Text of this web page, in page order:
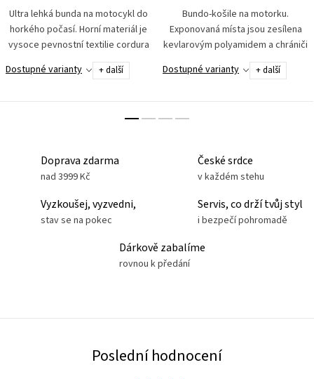
Ultra lehká bunda na motocykl do
horkého počasí. Horní materiál je
vysoce pevnostní textilie cordura
a síťovina pro maximální odvětrání.
Bezpečnost zajišťuje set chráničů
Dostupné varianty + další
Bundo-košile na motorku.
Exponovaná místa jsou zesílena
kevlarovým polyamidem a chrániči
z viskózně elastické pěny
s vysokými absorpčními
Dostupné varianty + další
Doprava zdarma
nad 3999 Kč
České srdce
v každém stehu
Vyzkoušej, vyzvedni,
stav se na pokec
Servis, co drží tvůj styl
i bezpečí pohromadě
Dárkově zabalíme
rovnou k předání
Poslední hodnocení